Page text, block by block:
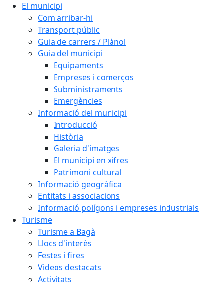
El municipi
Com arribar-hi
Transport públic
Guia de carrers / Plànol
Guia del municipi
Equipaments
Empreses i comerços
Subministraments
Emergències
Informació del municipi
Introducció
Història
Galeria d'imatges
El municipi en xifres
Patrimoni cultural
Informació geogràfica
Entitats i associacions
Informació polígons i empreses industrials
Turisme
Turisme a Bagà
Llocs d'interès
Festes i fires
Videos destacats
Activitats